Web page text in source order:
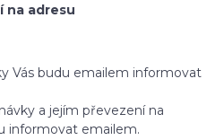
na adresu
Vás budu emailem informovat
a jejím převezení na
informovat emailem.